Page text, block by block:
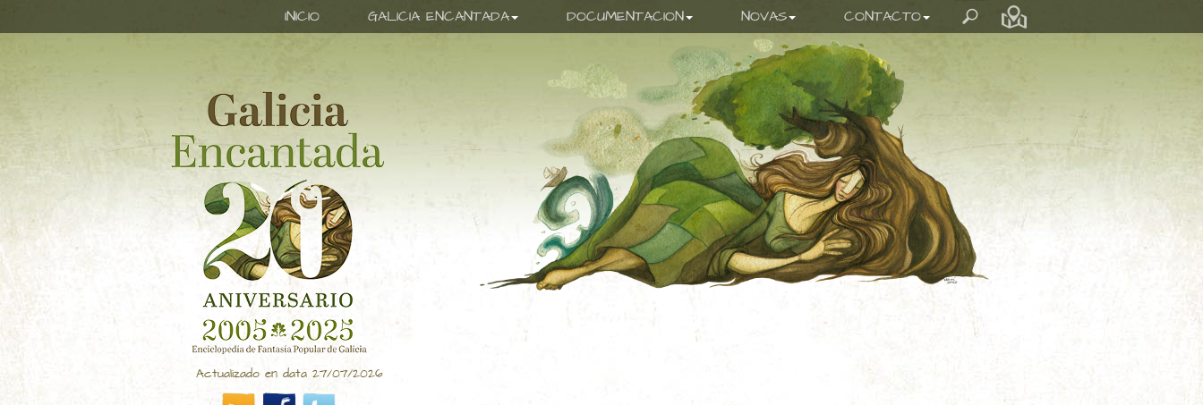
INICIO GALICIA ENCANTADA DOCUMENTACION NOVAS CONTACTO
Actualizado en data 27/07/2026